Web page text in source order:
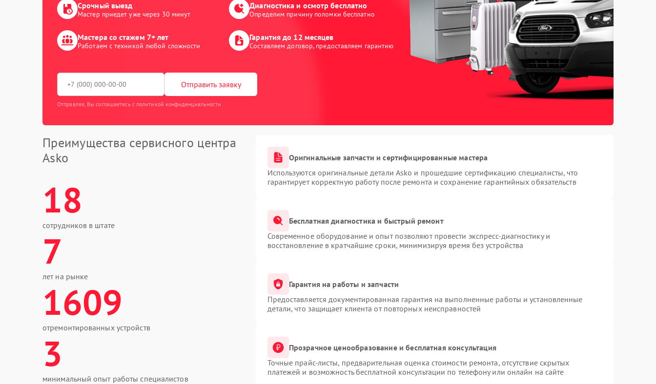
Срочный выезд
Мастер приедет уже через 30 минут
Диагностика и осмотр бесплатно
Определим причину поломки бесплатно
Мастера со стажем 7+ лет
Работаем с техникой любой сложности
Гарантия до 12 месяцев
Составляем договор, предоставляем гарантию
Отправить заявку
Отправляя, Вы соглашаетесь с политикой конфиденциальности
Преимущества сервисного центра
Asko
18
сотрудников в штате
7
лет на рынке
1609
отремонтированных устройств
3
минимальный опыт работы специалистов
Оригинальные запчасти и сертифицированные мастера
Используются оригинальные детали Asko и прошедшие сертификацию специалисты, что
гарантирует корректную работу после ремонта и сохранение гарантийных обязательств
Бесплатная диагностика и быстрый ремонт
Современное оборудование и опыт позволяют провести экспресс-диагностику и
восстановление в кратчайшие сроки, минимизируя время без устройства
Гарантия на работы и запчасти
Предоставляется документированная гарантия на выполненные работы и установленные
детали, что защищает клиента от повторных неисправностей
Прозрачное ценообразование и бесплатная консультация
Точные прайс-листы, предварительная оценка стоимости ремонта, отсутствие скрытых
платежей и возможность бесплатной консультации по телефону или онлайн на сайте